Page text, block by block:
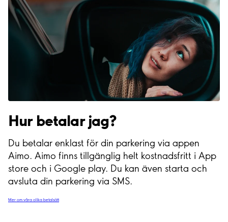
Hur betalar jag?
Du betalar enklast för din parkering via appen
Aimo. Aimo finns tillgänglig helt kostnadsfritt i App
store och i Google play. Du kan även starta och
avsluta din parkering via SMS.
Mer om våra olika betalsätt